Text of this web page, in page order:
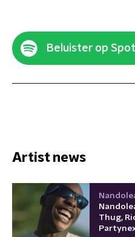
Beluister op
Artist news
Thug,